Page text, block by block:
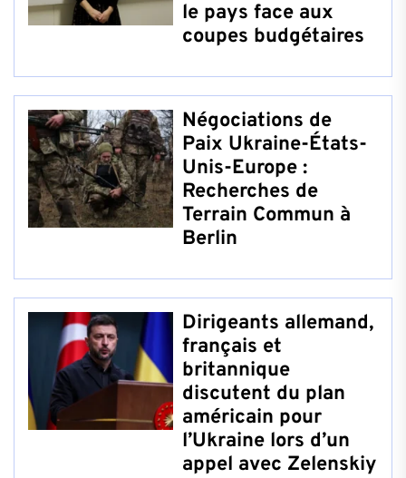
le pays face aux
coupes budgétaires
Négociations de
Paix Ukraine-États-
Unis-Europe :
Recherches de
Terrain Commun à
Berlin
Dirigeants allemand,
français et
britannique
discutent du plan
américain pour
l’Ukraine lors d’un
appel avec Zelenskiy